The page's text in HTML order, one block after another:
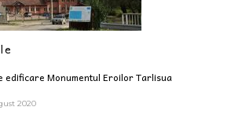
edificare Monumentul Eroilor Tarlisua
2020